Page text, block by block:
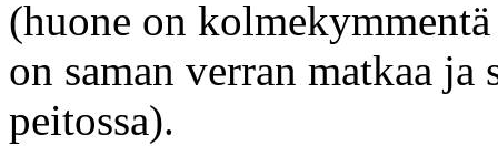
(huone on
on saman verran matkaa
peitossa).